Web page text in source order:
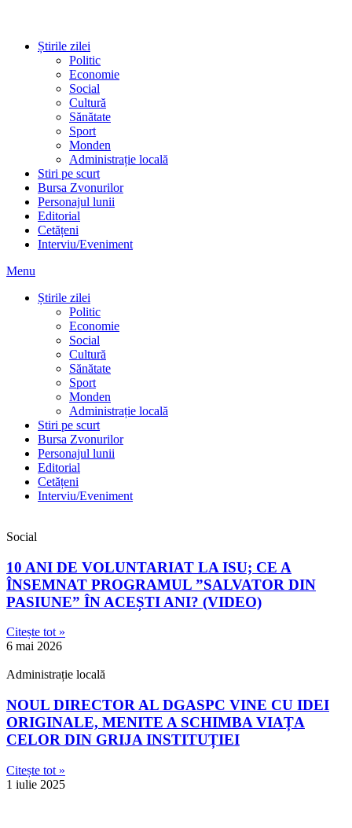
Știrile zilei
Politic
Economie
Social
Cultură
Sănătate
Sport
Monden
Administrație locală
Stiri pe scurt
Bursa Zvonurilor
Personajul lunii
Editorial
Cetățeni
Interviu/Eveniment
Menu
Știrile zilei
Politic
Economie
Social
Cultură
Sănătate
Sport
Monden
Administrație locală
Stiri pe scurt
Bursa Zvonurilor
Personajul lunii
Editorial
Cetățeni
Interviu/Eveniment
Social
10 ANI DE VOLUNTARIAT LA ISU; CE A
ÎNSEMNAT PROGRAMUL ”SALVATOR DIN
PASIUNE” ÎN ACEȘTI ANI? (VIDEO)
Citește tot »
6 mai 2026
Administrație locală
NOUL DIRECTOR AL DGASPC VINE CU IDEI
ORIGINALE, MENITE A SCHIMBA VIAȚA
CELOR DIN GRIJA INSTITUȚIEI
Citește tot »
1 iulie 2025